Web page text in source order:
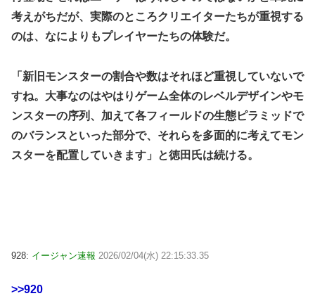
考えがちだが、実際のところクリエイターたちが重視する
のは、なによりもプレイヤーたちの体験だ。
「新旧モンスターの割合や数はそれほど重視していないで
すね。大事なのはやはりゲーム全体のレベルデザインやモ
ンスターの序列、加えて各フィールドの生態ピラミッドで
のバランスといった部分で、それらを多面的に考えてモン
スターを配置していきます」と徳田氏は続ける。
928: イージャン速報 2026/02/04(水) 22:15:33.35
>>920